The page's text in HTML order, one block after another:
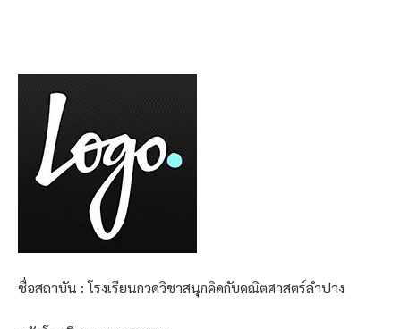
ชื่อสถาบัน : โรงเรียนกวดวิชาสนุกคิดกับคณิตศาสตร์ลำปาง